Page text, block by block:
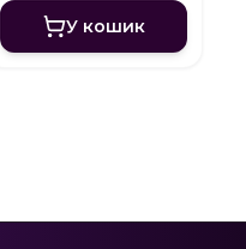
У кошик